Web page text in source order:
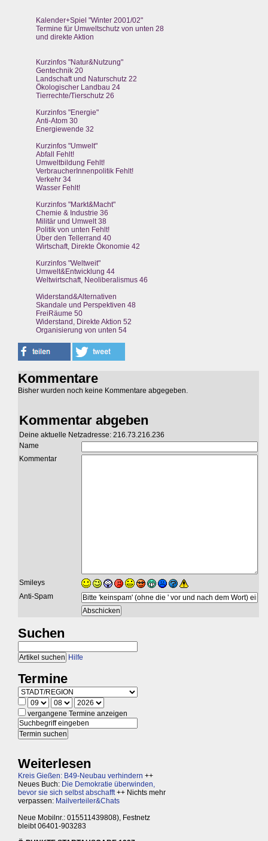
Kalender+Spiel "Winter 2001/02"
Termine für Umweltschutz von unten 28
und direkte Aktion
Kurzinfos "Natur&Nutzung"
Gentechnik 20
Landschaft und Naturschutz 22
Ökologischer Landbau 24
Tierrechte/Tierschutz 26
Kurzinfos "Energie"
Anti-Atom 30
Energiewende 32
Kurzinfos "Umwelt"
Abfall Fehlt!
Umweltbildung Fehlt!
VerbraucherInnenpolitik Fehlt!
Verkehr 34
Wasser Fehlt!
Kurzinfos "Markt&Macht"
Chemie & Industrie 36
Militär und Umwelt 38
Politik von unten Fehlt!
Über den Tellerrand 40
Wirtschaft, Direkte Ökonomie 42
Kurzinfos "Weltweit"
Umwelt&Entwicklung 44
Weltwirtschaft, Neoliberalismus 46
Widerstand&Alternativen
Skandale und Perspektiven 48
FreiRäume 50
Widerstand, Direkte Aktion 52
Organisierung von unten 54
Kommentare
Bisher wurden noch keine Kommentare abgegeben.
Kommentar abgeben
Deine aktuelle Netzadresse: 216.73.216.236
Name
Kommentar
Smileys
Anti-Spam
Suchen
Hilfe
Termine
vergangene Termine anzeigen
Weiterlesen
Kreis Gießen: B49-Neubau verhindern ++
Neues Buch: Die Demokratie überwinden,
bevor sie sich selbst abschafft++ Nichts mehr
verpassen: Mailverteiler&Chats
Neue Mobilnr.: 015511439808), Festnetz
bleibt 06401-903283